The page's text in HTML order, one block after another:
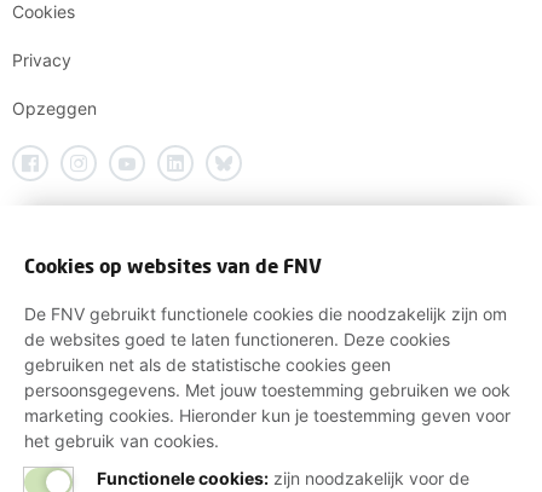
Cookies
Privacy
Opzeggen
Cookies op websites van de FNV
De FNV gebruikt functionele cookies die noodzakelijk zijn om
de websites goed te laten functioneren. Deze cookies
gebruiken net als de statistische cookies geen
persoonsgegevens. Met jouw toestemming gebruiken we ook
marketing cookies. Hieronder kun je toestemming geven voor
het gebruik van cookies.
Functionele cookies: zijn noodzakelijk voor de